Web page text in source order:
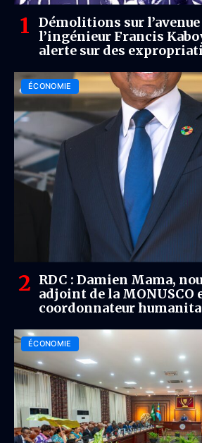
Démolitions sur
l’ingénieur Francis
alerte sur des
ÉCONOMIE
RDC : Damien Mama,
adjoint de la MONUSCO
coordonnateur
ÉCONOMIE